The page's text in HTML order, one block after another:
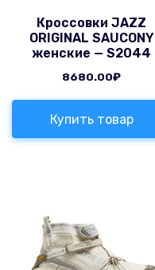
Кроссовки JAZZ
ORIGINAL SAUCONY
женские — S2044
8680.00₽
Купить товар